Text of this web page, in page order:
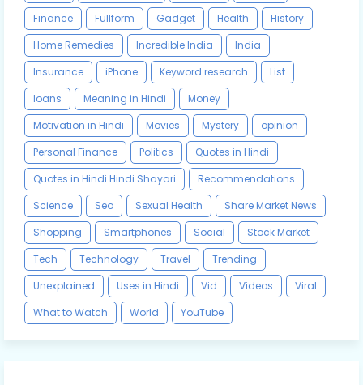
Finance
Fullform Gadget Health
History
Home Remedies
Incredible India
India
Insurance
iPhone Keyword research
List
loans
Meaning in Hindi
Money
Motivation in Hindi
Movies Mystery
opinion
Personal Finance
Politics
Quotes in Hindi
Quotes in Hindi.Hindi Shayari
Recommendations
Science
Seo Sexual Health
Share Market News
Shopping
Smartphones Social
Stock Market
Tech
Technology Travel
Trending
Unexplained
Uses in Hindi Vid Videos
Viral
What to Watch
World YouTube